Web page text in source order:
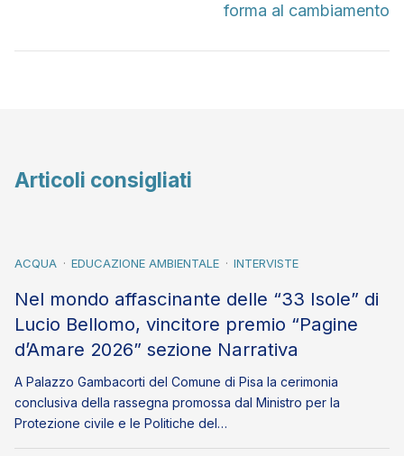
forma al cambiamento
Articoli consigliati
ACQUA EDUCAZIONE AMBIENTALE INTERVISTE
Nel mondo affascinante delle “33 Isole” di
Lucio Bellomo, vincitore premio “Pagine
d’Amare 2026” sezione Narrativa
A Palazzo Gambacorti del Comune di Pisa la cerimonia
conclusiva della rassegna promossa dal Ministro per la
Protezione civile e le Politiche del…